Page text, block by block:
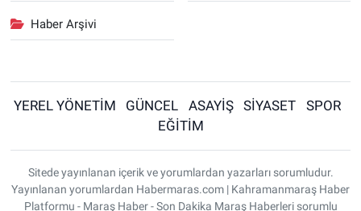
Haber Arşivi
YEREL YÖNETİM GÜNCEL ASAYİŞ SİYASET
SPOR
EĞİTİM
Sitede yayınlanan içerik ve yorumlardan yazarları sorumludur.
Yayınlanan yorumlardan Habermaras.com | Kahramanmaraş Haber
Platformu - Maraş Haber - Son Dakika Maraş Haberleri sorumlu